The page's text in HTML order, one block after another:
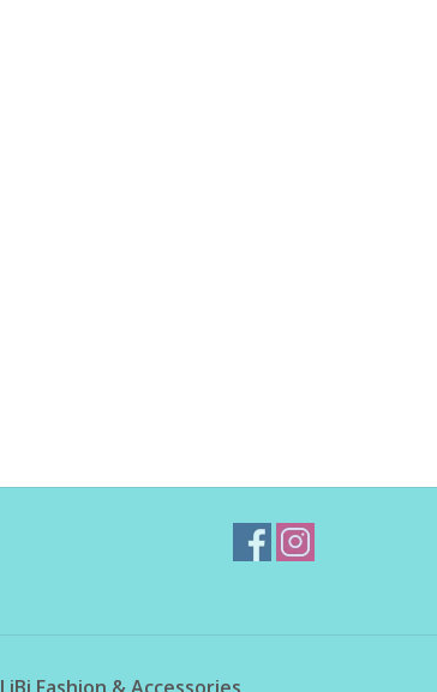
LiBi Fashion & Accessories